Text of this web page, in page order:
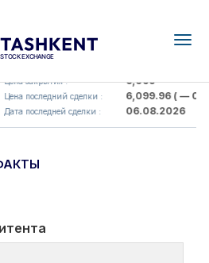
UZMK (<O'zmetkombinat> AJ)
закрытия : 6,099
Цена последний сделки : 6,099.96( — 0.0 )
Дата последней сделки : 06.08.2026